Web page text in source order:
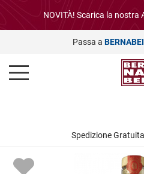
NOVITÀ! Scarica la nostra
Passa a
Spedizione